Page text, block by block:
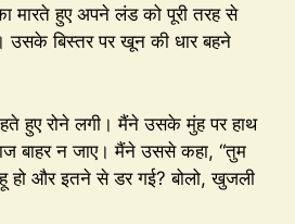
मारते हुए अपने लंड को पूरी तरह से
उसके बिस्तर पर खून की धार बहने
हुए रोने लगी। मैंने उसके मुंह पर हाथ
बाहर न जाए। मैंने उससे कहा, “तुम
बहू हो और इतने से डर गई? बोलो, खुजली